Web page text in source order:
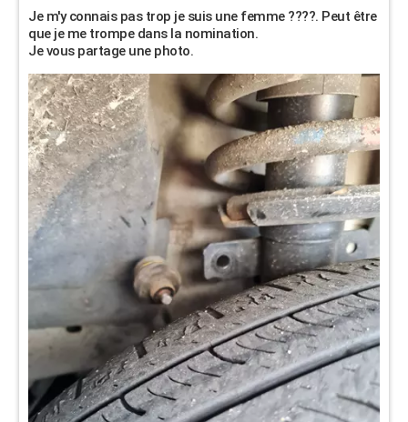
Je m'y connais pas trop je suis une femme ????. Peut être
que je me trompe dans la nomination.
Je vous partage une photo.